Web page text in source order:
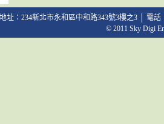
地址：234新北市永和區中和路343號3樓之3 │ 電話
© 2011 Sky Digi